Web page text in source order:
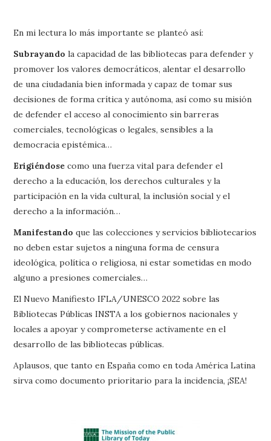
En mi lectura lo más importante se planteó así:
Subrayando la capacidad de las bibliotecas para defender y
promover los valores democráticos, alentar el desarrollo
de una ciudadanía bien informada y capaz de tomar sus
decisiones de forma crítica y autónoma, así como su misión
de defender el acceso al conocimiento sin barreras
comerciales, tecnológicas o legales, sensibles a la
democracia epistémica…
Erigiéndosecomo una fuerza vital para defender el
derecho a la educación, los derechos culturales y la
participación en la vida cultural, la inclusión social y el
derecho a la información…
Manifestandoque las colecciones y servicios bibliotecarios
no deben estar sujetos a ninguna forma de censura
ideológica, política o religiosa, ni estar sometidas en modo
alguno a presiones comerciales…
El Nuevo Manifiesto IFLA/UNESCO 2022 sobre las
Bibliotecas Públicas INSTA a los gobiernos nacionales y
locales a apoyar y comprometerse activamente en el
desarrollo de las bibliotecas públicas.
Aplausos, que tanto en España como en toda América Latina
sirva como documento prioritario para la incidencia, ¡SEA!